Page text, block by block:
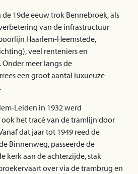
19de eeuw trok Bennebroek, als
van de infrastructuur
Haarlem-Heemstede,
veel renteniers en
meer langs de
een groot aantal luxueuze
Leiden in 1932 werd
het tracé van de tramlijn door
dat jaar tot 1949 reed de
Binnenweg, passeerde de
kerk aan de achterzijde, stak
over via de trambrug en